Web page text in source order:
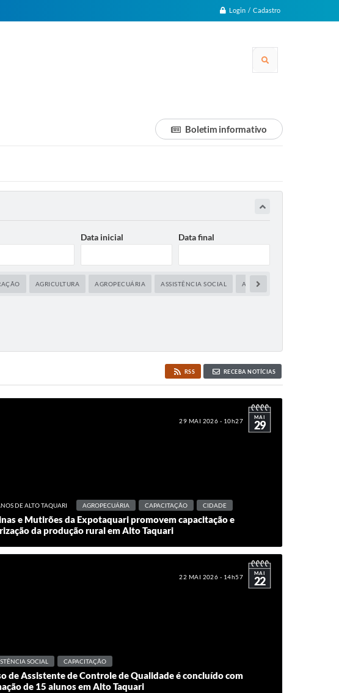
Login / Cadastro
Boletim informativo
Data inicial Data final
AGRICULTURA AGROPECUÁRIA ASSISTÊNCIA SOCIAL AUDIÊNCIA PÚBLICA
RSS RECEBA NOTÍCIAS
29 MAI 2026 - 10h27 MAI
29
DE ALTO TAQUARI AGROPECUÁRIA CAPACITAÇÃO CIDADE
e Mutirões da Expotaquari promovem capacitação e
da produção rural em Alto Taquari
22 MAI 2026 - 14h57 MAI
22
SOCIAL CAPACITAÇÃO
de Assistente de Controle de Qualidade é concluído com
de 15 alunos em Alto Taquari